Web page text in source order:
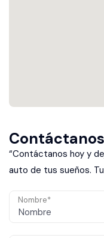
Contáctanos
“Contáctanos hoy y
auto de tus sueños.
Nombre*